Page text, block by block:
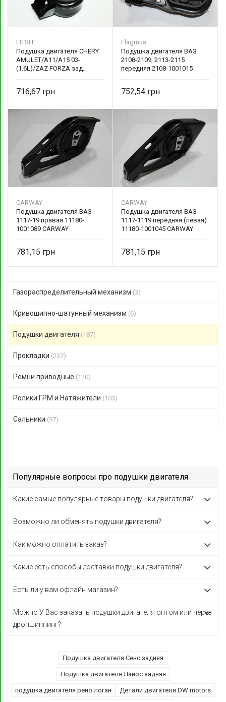
FITSHI
Подушка двигателя CHERY
AMULET/A11/A15 03-
(1.6L)/ZAZ FORZA зад.
716,67
Flagmus
Подушка двигателя ВАЗ
2108-2109, 2113-2115
передняя 2108-1001015
752,54
CARWAY
Подушка двигателя ВАЗ
1117-19 правая 11180-
1001089 CARWAY
781,15
CARWAY
Подушка двигателя ВАЗ
1117-1119 передняя (левая)
11180-1001045 CARWAY
781,15
Газораспределительный механизм (3)
Кривошипно-шатунный механизм (6)
Подушки двигателя (187)
Прокладки (237)
Ремни приводные (120)
Ролики ГРМ и Натяжители (103)
Сальники (97)
Популярные вопросы про подушки двигателя
Какие самые популярные товары подушки двигателя?
Возможно ли обменять подушки двигателя?
Как можно оплатить заказ?
Какие есть способы доставки подушки двигателя?
Есть ли у вам офлайн магазин?
Можно У Вас заказать подушки двигателя оптом или через
дропшиппинг?
Подушка двигателя Сенс задняя
Подушка двигателя Ланос задняя
подушка двигателя рено логан Детали двигателя DW motors